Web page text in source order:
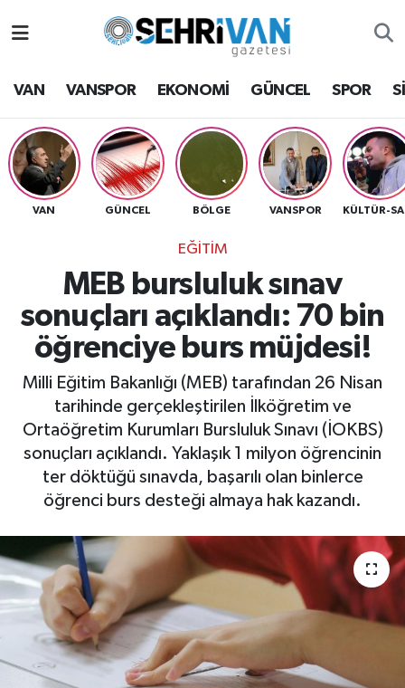
VAN VANSPOR EKONOMİ GÜNCEL SPOR
VAN GÜNCEL BÖLGE VANSPOR
EĞİTİM
MEB bursluluk sınav
sonuçları açıklandı: 70 bin
öğrenciye burs müjdesi!
Milli Eğitim Bakanlığı (MEB) tarafından 26 Nisan
tarihinde gerçekleştirilen İlköğretim ve
Ortaöğretim Kurumları Bursluluk Sınavı (İOKBS)
sonuçları açıklandı. Yaklaşık 1 milyon öğrencinin
ter döktüğü sınavda, başarılı olan binlerce
öğrenci burs desteği almaya hak kazandı.
Van Hava Durumu
VAN Namaz Vakitleri
Van Trafik Yoğunluk Haritası
Süper Lig Puan Durumu ve Fikstür
Tüm Manşetler
Son Dakika Haberleri
Haber Arşivi